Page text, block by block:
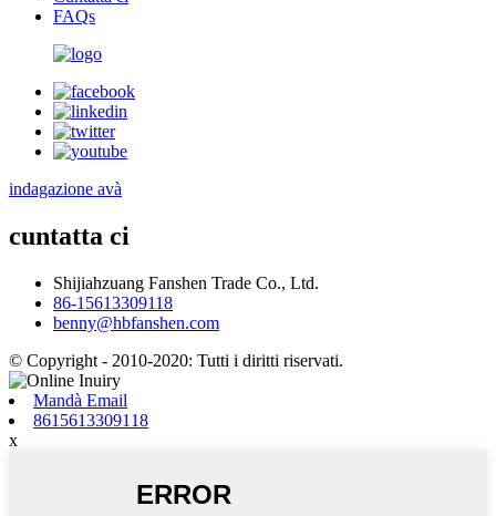
FAQs
indagazione avà
cuntatta ci
Shijiahzuang Fanshen Trade Co., Ltd.
86-15613309118
benny@hbfanshen.com
© Copyright - 2010-2020: Tutti i diritti riservati.
Mandà Email
8615613309118
x